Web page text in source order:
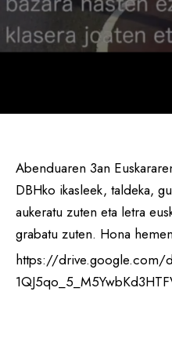
Abenduaren 3an
DBHko ikasleek, taldeka,
aukeratu zuten eta letra
grabatu zuten. Hona
https://drive.google.com/